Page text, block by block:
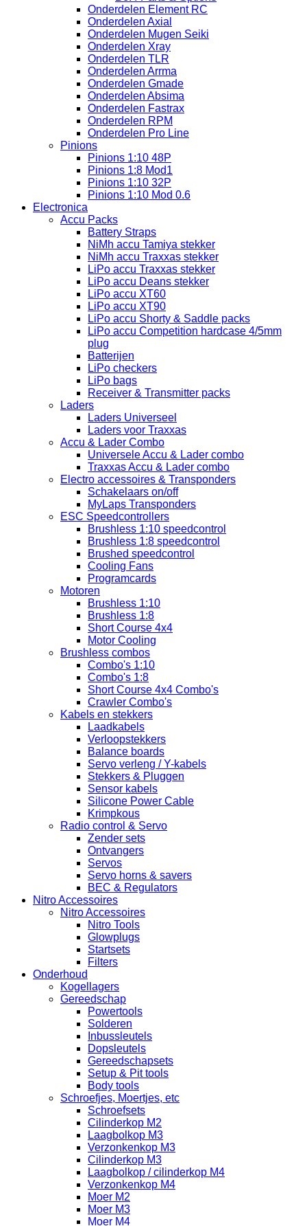
Onderdelen Element RC
Onderdelen Axial
Onderdelen Mugen Seiki
Onderdelen Xray
Onderdelen TLR
Onderdelen Arrma
Onderdelen Gmade
Onderdelen Absima
Onderdelen Fastrax
Onderdelen RPM
Onderdelen Pro Line
Pinions
Pinions 1:10 48P
Pinions 1:8 Mod1
Pinions 1:10 32P
Pinions 1:10 Mod 0.6
Electronica
Accu Packs
Battery Straps
NiMh accu Tamiya stekker
NiMh accu Traxxas stekker
LiPo accu Traxxas stekker
LiPo accu Deans stekker
LiPo accu XT60
LiPo accu XT90
LiPo accu Shorty & Saddle packs
LiPo accu Competition hardcase 4/5mm
plug
Batterijen
LiPo checkers
LiPo bags
Receiver & Transmitter packs
Laders
Laders Universeel
Laders voor Traxxas
Accu & Lader Combo
Universele Accu & Lader combo
Traxxas Accu & Lader combo
Electro accessoires & Transponders
Schakelaars on/off
MyLaps Transponders
ESC Speedcontrollers
Brushless 1:10 speedcontrol
Brushless 1:8 speedcontrol
Brushed speedcontrol
Cooling Fans
Programcards
Motoren
Brushless 1:10
Brushless 1:8
Short Course 4x4
Motor Cooling
Brushless combos
Combo's 1:10
Combo's 1:8
Short Course 4x4 Combo's
Crawler Combo's
Kabels en stekkers
Laadkabels
Verloopstekkers
Balance boards
Servo verleng / Y-kabels
Stekkers & Pluggen
Sensor kabels
Silicone Power Cable
Krimpkous
Radio control & Servo
Zender sets
Ontvangers
Servos
Servo horns & savers
BEC & Regulators
Nitro Accessoires
Nitro Accessoires
Nitro Tools
Glowplugs
Startsets
Filters
Onderhoud
Kogellagers
Gereedschap
Powertools
Solderen
Inbussleutels
Dopsleutels
Gereedschapsets
Setup & Pit tools
Body tools
Schroefjes, Moertjes, etc
Schroefsets
Cilinderkop M2
Laagbolkop M3
Verzonkenkop M3
Cilinderkop M3
Laagbolkop / cilinderkop M4
Verzonkenkop M4
Moer M2
Moer M3
Moer M4